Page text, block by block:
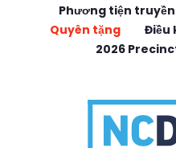
Phương tiện
Quyên tặng
Điều
2026